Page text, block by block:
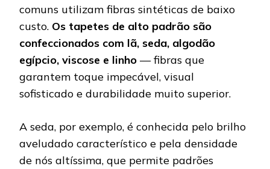
comuns utilizam fibras sintéticas de baixo
custo. Os tapetes de alto padrão são
confeccionados com lã, seda, algodão
egípcio, viscose e linho — fibras que
garantem toque impecável, visual
sofisticado e durabilidade muito superior.
A seda, por exemplo, é conhecida pelo brilho
aveludado característico e pela densidade
de nós altíssima, que permite padrões